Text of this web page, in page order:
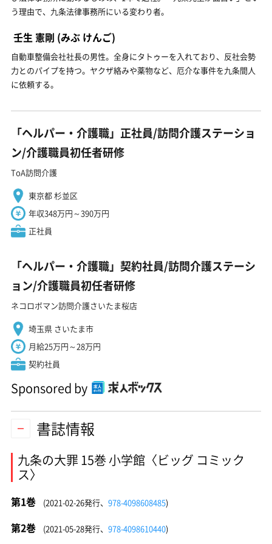
う理由で、九条法律事務所にいる変わり者。
壬生 憲剛 (みぶ けんご)
自動車整備会社社長の男性。全身にタトゥーを入れており、反社会勢
力とのパイプを持つ。ヤクザ絡みや薬物など、厄介な事件を九条間人
に依頼する。
「ヘルパー・介護職」正社員/訪問介護ステーショ
ン/介護職員初任者研修
ToA訪問介護
東京都 杉並区
年収348万円～390万円
正社員
「ヘルパー・介護職」契約社員/訪問介護ステーシ
ョン/介護職員初任者研修
ネコロボマン訪問介護さいたま桜店
埼玉県 さいたま市
月給25万円～28万円
契約社員
Sponsored by
書誌情報
九条の大罪 15巻 小学館〈ビッグ コミック
ス〉
第1巻 (2021-02-26発行、 978-4098608485)
第2巻 (2021-05-28発行、 978-4098610440)